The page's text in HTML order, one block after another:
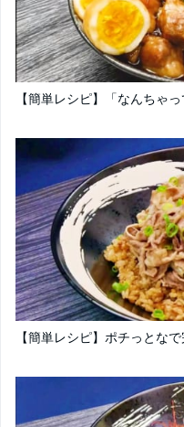
【簡単レシピ】「なんちゃ
【簡単レシピ】ポチっとな